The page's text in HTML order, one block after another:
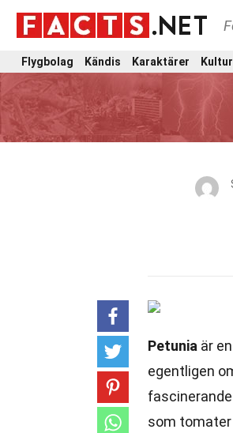
Flygbolag Kändis Karaktärer
Petunia är
egentligen
som